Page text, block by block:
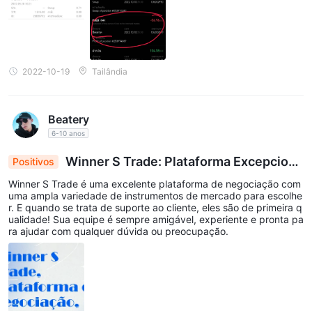
levantam preocupações sobre sua legitimidade. Além disso,
suas opções limitadas de depósito e saque e a falta de um
serviço ao cliente abrangente aumentam os riscos potenciais de
negociar com Winner S Trade. No geral, os traders devem ter
Perguntas frequentes (FAQs)
2022-10-19 Tailândia
Beatery
6-10 anos
Positivos
Winner S Trade: Plataforma Excepciona
l com Instrumentos de Mercado Robustos e Supo
rte ao Cliente Inigualável
Winner S Trade é uma excelente plataforma de negociação com
uma ampla variedade de instrumentos de mercado para escolhe
r. E quando se trata de suporte ao cliente, eles são de primeira q
ualidade! Sua equipe é sempre amigável, experiente e pronta pa
ra ajudar com qualquer dúvida ou preocupação.